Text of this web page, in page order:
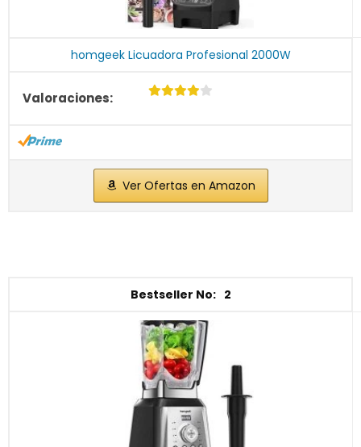
homgeek Licuadora Profesional 2000W
Ver Ofertas en Amazon
2